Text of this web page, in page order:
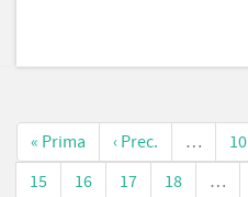
« Prima ‹ Prec. … 10
15
16 17 18 …